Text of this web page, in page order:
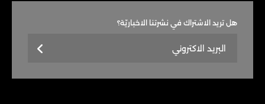
هل تريد الاشتراك في نشرتنا الاخباريّة؟